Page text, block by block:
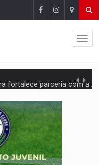
parceria com a APAE para ampliar ações
no combate a drones durante
Em Itapuã do Oeste, CINEMAZÔNIA leva cinema
terá sábado (8) de calor intenso
quase 30 anos de espera, asfalto chega ao